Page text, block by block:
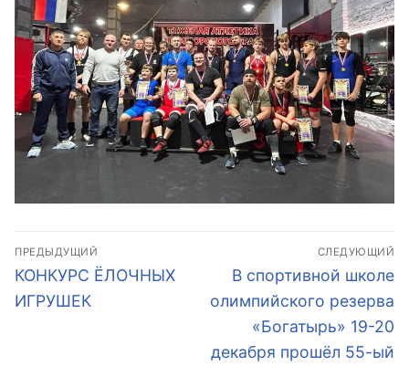
Навигация
по
записям
ПРЕДЫДУЩИЙ
Предыдущая
запись:
КОНКУРС ЁЛОЧНЫХ
ИГРУШЕК
СЛЕДУЮЩИЙ
Следующая
запись:
В спортивной школе
олимпийского резерва
«Богатырь» 19-20
декабря прошёл 55-ый